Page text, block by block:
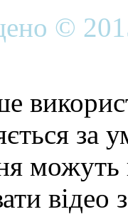
©
можуть
відео